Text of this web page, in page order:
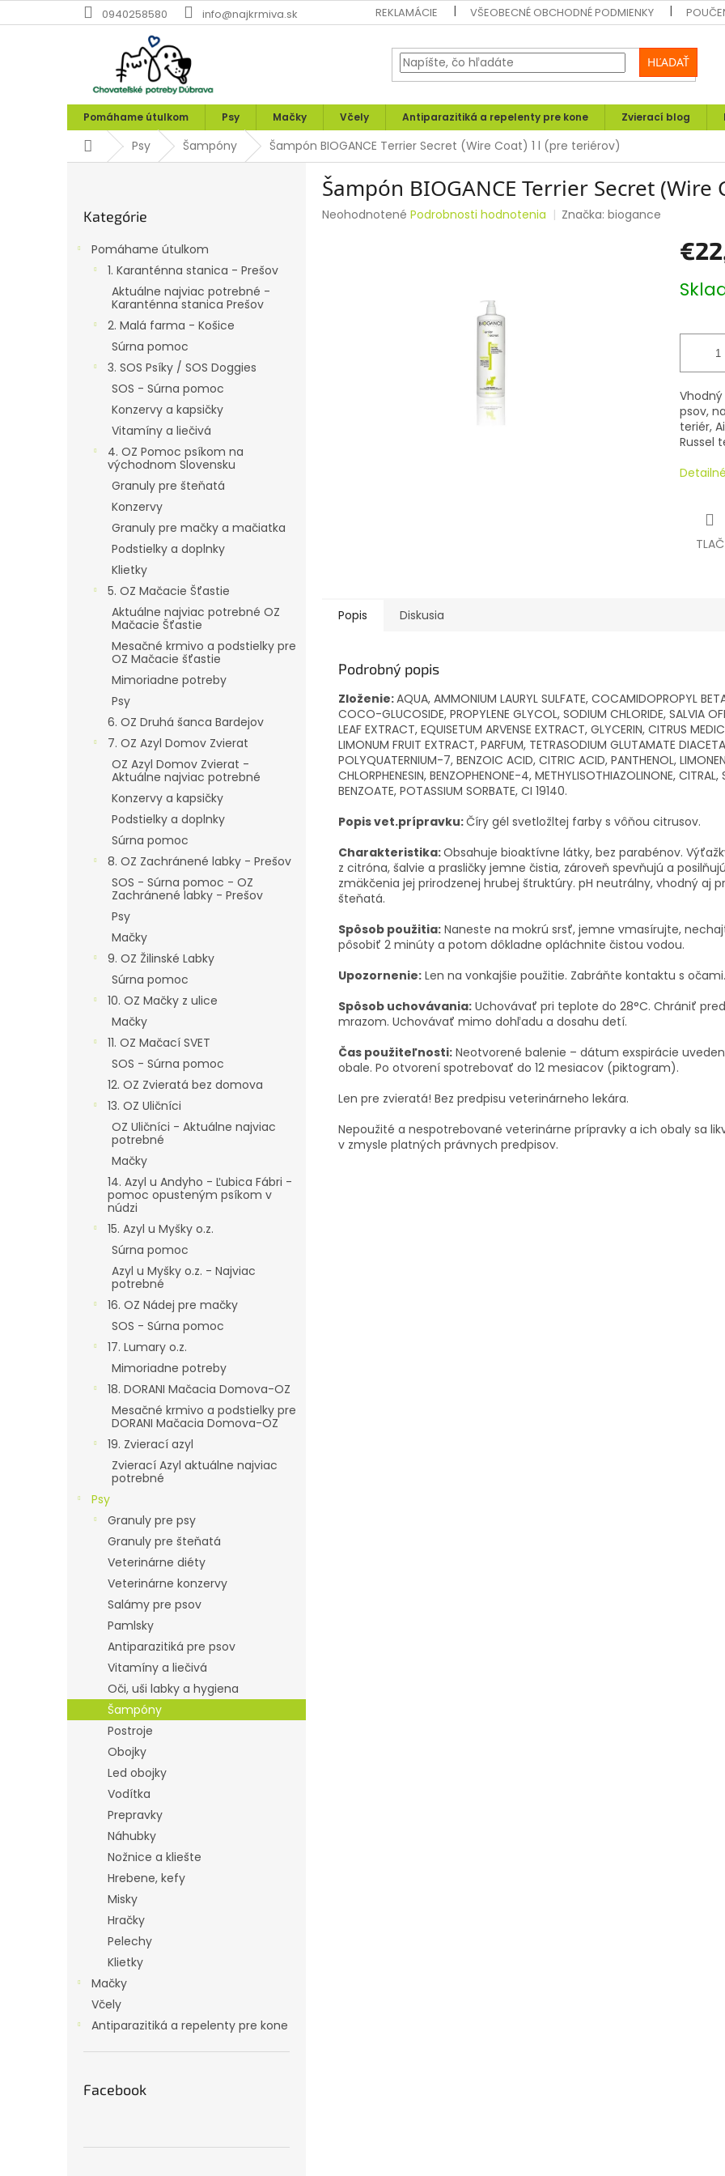
na
0940258580 info@najkrmiva.sk REKLAMÁCIE VŠEOBECNÉ OBCHODNÉ PODMIENKY
HĽADAŤ
Pomáhame útulkom Psy Mačky Včely Antiparazitiká a repelenty pre kone Zvierací blog
DomovPsy Šampóny Šampón BIOGANCE Terrier Secret (Wire Coat) 1 l (pre teriérov)
kategórie
Kategórie
Pomáhame útulkom
1. Karanténna stanica - Prešov
Aktuálne najviac potrebné -
Karanténna stanica Prešov
2. Malá farma - Košice
Súrna pomoc
3. SOS Psíky / SOS Doggies
SOS - Súrna pomoc
Konzervy a kapsičky
Vitamíny a liečivá
4. OZ Pomoc psíkom na
východnom Slovensku
Granuly pre šteňatá
Konzervy
Granuly pre mačky a mačiatka
Podstielky a doplnky
Klietky
5. OZ Mačacie Šťastie
Aktuálne najviac potrebné OZ
Mačacie Šťastie
Mesačné krmivo a podstielky pre
OZ Mačacie šťastie
Mimoriadne potreby
Psy
6. OZ Druhá šanca Bardejov
7. OZ Azyl Domov Zvierat
OZ Azyl Domov Zvierat -
Aktuálne najviac potrebné
Konzervy a kapsičky
Podstielky a doplnky
Súrna pomoc
8. OZ Zachránené labky - Prešov
SOS - Súrna pomoc - OZ
Zachránené labky - Prešov
Psy
Mačky
9. OZ Žilinské Labky
Súrna pomoc
10. OZ Mačky z ulice
Mačky
11. OZ Mačací SVET
SOS - Súrna pomoc
12. OZ Zvieratá bez domova
13. OZ Uličníci
OZ Uličníci - Aktuálne najviac
potrebné
Mačky
14. Azyl u Andyho - Ľubica Fábri -
pomoc opusteným psíkom v
núdzi
15. Azyl u Myšky o.z.
Súrna pomoc
Azyl u Myšky o.z. - Najviac
potrebné
16. OZ Nádej pre mačky
SOS - Súrna pomoc
17. Lumary o.z.
Mimoriadne potreby
18. DORANI Mačacia Domova-OZ
Mesačné krmivo a podstielky pre
DORANI Mačacia Domova-OZ
19. Zvierací azyl
Zvierací Azyl aktuálne najviac
potrebné
Psy
Granuly pre psy
Granuly pre šteňatá
Veterinárne diéty
Veterinárne konzervy
Salámy pre psov
Pamlsky
Antiparazitiká pre psov
Vitamíny a liečivá
Oči, uši labky a hygiena
Šampóny
Postroje
Obojky
Led obojky
Vodítka
Prepravky
Náhubky
Nožnice a kliešte
Hrebene, kefy
Misky
Hračky
Pelechy
Klietky
Mačky
Včely
Antiparazitiká a repelenty pre kone
Facebook
Šampón BIOGANCE Terrier Secret
Priemerné
Neohodnotené Podrobnosti hodnotenia Značka:biogance
cena:
psov,
teriér,
Russel
TLAČ
Popis Diskusia
Podrobný popis
Zloženie:AQUA, AMMONIUM LAURYL SULFATE, COCAMIDOPROPYL
COCO-GLUCOSIDE, PROPYLENE GLYCOL, SODIUM CHLORIDE, SALVIA
LEAF EXTRACT, EQUISETUM ARVENSE EXTRACT, GLYCERIN, CITRUS
LIMONUM FRUIT EXTRACT, PARFUM, TETRASODIUM GLUTAMATE
POLYQUATERNIUM-7, BENZOIC ACID, CITRIC ACID, PANTHENOL,
CHLORPHENESIN, BENZOPHENONE-4, METHYLISOTHIAZOLINONE, CITRAL,
BENZOATE, POTASSIUM SORBATE, CI 19140.
Popis vet.prípravku:Číry gél svetložltej farby s vôňou citrusov.
Charakteristika:Obsahuje bioaktívne látky, bez parabénov.
z citróna, šalvie a prasličky jemne čistia, zároveň spevňujú a
zmäkčenia jej prirodzenej hrubej štruktúry. pH neutrálny, vhodný aj
šteňatá.
Spôsob použitia: Naneste na mokrú srsť, jemne vmasírujte,
pôsobiť 2 minúty a potom dôkladne opláchnite čistou vodou.
Upozornenie: Len na vonkajšie použitie. Zabráňte kontaktu s očami.
Spôsob uchovávania: Uchovávať pri teplote do 28°C. Chrániť pred
mrazom. Uchovávať mimo dohľadu a dosahu detí.
Čas použiteľnosti: Neotvorené balenie – dátum exspirácie
obale. Po otvorení spotrebovať do 12 mesiacov (piktogram).
Len pre zvieratá! Bez predpisu veterinárneho lekára.
Nepoužité a nespotrebované veterinárne prípravky a ich obaly sa
v zmysle platných právnych predpisov.